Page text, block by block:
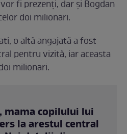
fi prezenți, dar și Bogdan
doi milionari.
o altă angajată a fost
pentru vizită, iar aceasta
milionari.
mama copilului lui
la arestul central